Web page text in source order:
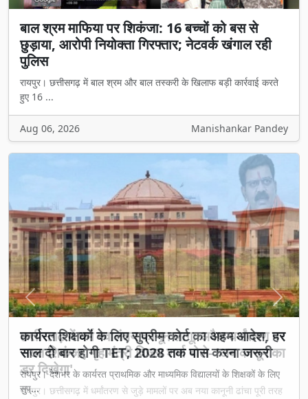
बाल श्रम माफिया पर शिकंजा: 16 बच्चों को बस से
छुड़ाया, आरोपी नियोक्ता गिरफ्तार; नेटवर्क खंगाल रही
पुलिस
रायपुर। छत्तीसगढ़ में बाल श्रम और बाल तस्करी के खिलाफ बड़ी कार्रवाई करते
हुए 16 ...
Aug 06, 2026 Manishankar Pandey
छत्तीसगढ़ में धर्म स्वातंत्र्य कानून लागू: अवैध धर्मांतरण पर
सख्त शिकंजा, गृह मंत्री विजय शर्मा बोले- 'अब कानून का
डर दिखेगा'
रायपुर। छत्तीसगढ़ में धर्मांतरण से जुड़े मामलों पर अब नया कानूनी ढांचा पूरी तरह
Previous Next